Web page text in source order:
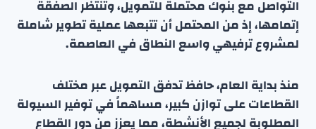
التواصل مع بنوك محتملة للتمويل، وتنتظر الصفقة
إتمامها، إذ من المحتمل أن تتبعها عملية تطوير شاملة
لمشروع ترفيهي واسع النطاق في العاصمة.
منذ بداية العام، حافظ تدفق التمويل عبر مختلف
القطاعات على توازن كبير، مساهماً في توفير السيولة
المطلوبة لجميع الأنشطة، مما يعزز من دور القطاع